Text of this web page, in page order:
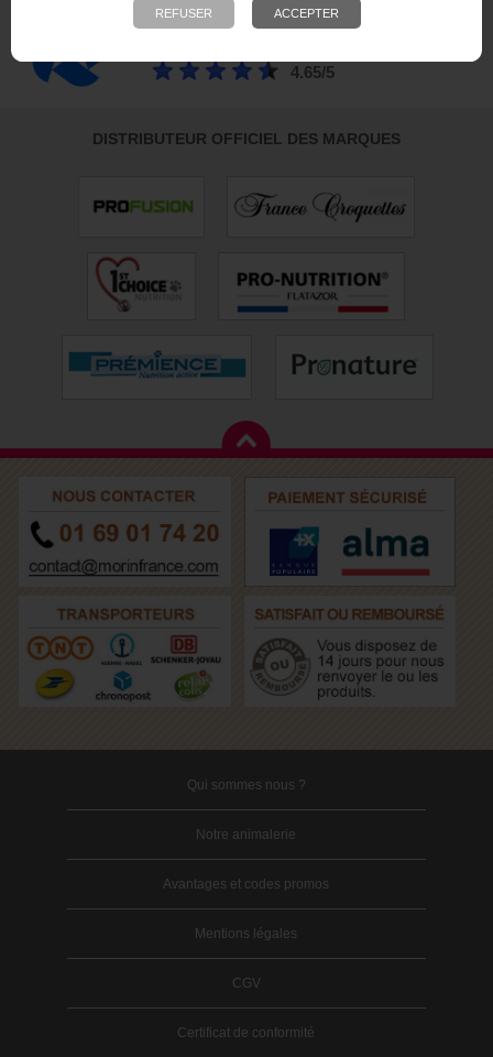
Avis de nos Clients
Calculé à partir de 700 avis obtenus sur les 12
4.65/5
DISTRIBUTEUR OFFICIEL DES MARQUES
Qui sommes nous ?
Notre animalerie
Avantages et codes promos
Mentions légales
CGV
Certificat de conformité